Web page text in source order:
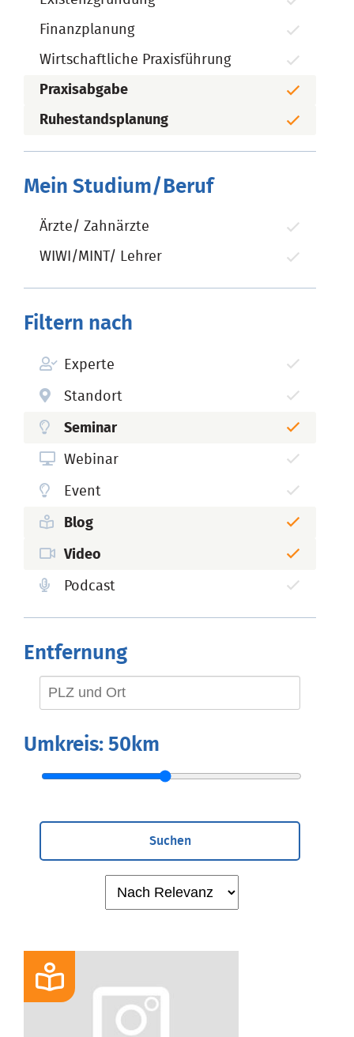
Finanzplanung
Wirtschaftliche Praxisführung
Praxisabgabe
Ruhestandsplanung
Mein Studium/Beruf
Ärzte/ Zahnärzte
WIWI/MINT/ Lehrer
Filtern nach
Experte
Standort
Seminar
Webinar
Event
Blog
Video
Podcast
Entfernung
Umkreis: 50km
Suchen